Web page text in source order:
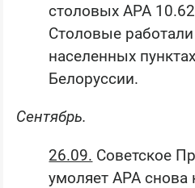
столовых АРА
Столовые
населенных
Белоруссии.
Сентябрь.
26.09. Советское
умоляет АРА снова